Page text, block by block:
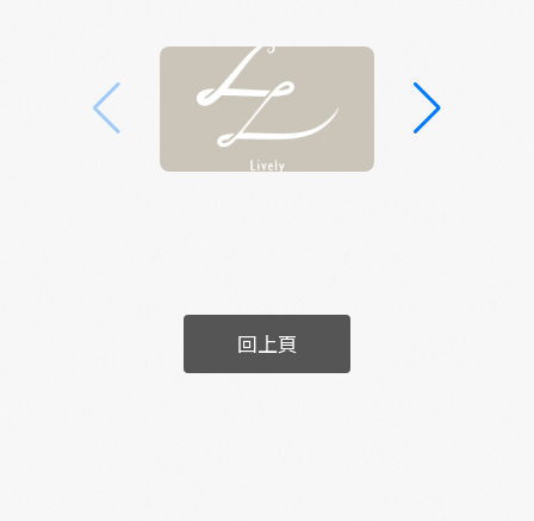
的動靜；膽小的山羌受到驚動，翹起白白的尾
巴拔腿就跑，吶喊著！ 水鏡野生 等待你來用足
跡寫下屬於自己的山林故事 獵人 ㄌㄟˋ 人，傻
傻分不清楚 PC：Yorong Lee
回上頁